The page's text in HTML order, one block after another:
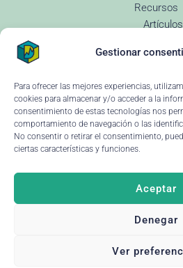
Gestionar
Para ofrecer las mejores experiencias,
cookies para almacenar y/o acceder a la
consentimiento de estas tecnologías nos
comportamiento de navegación o las
No consentir o retirar el consentimiento,
ciertas características y funciones.
Aceptar
Denegar
Ver
Recursos
Artículos
Revenue
Glosario
Preguntas
Changelog
Instituciones
Ayuda y